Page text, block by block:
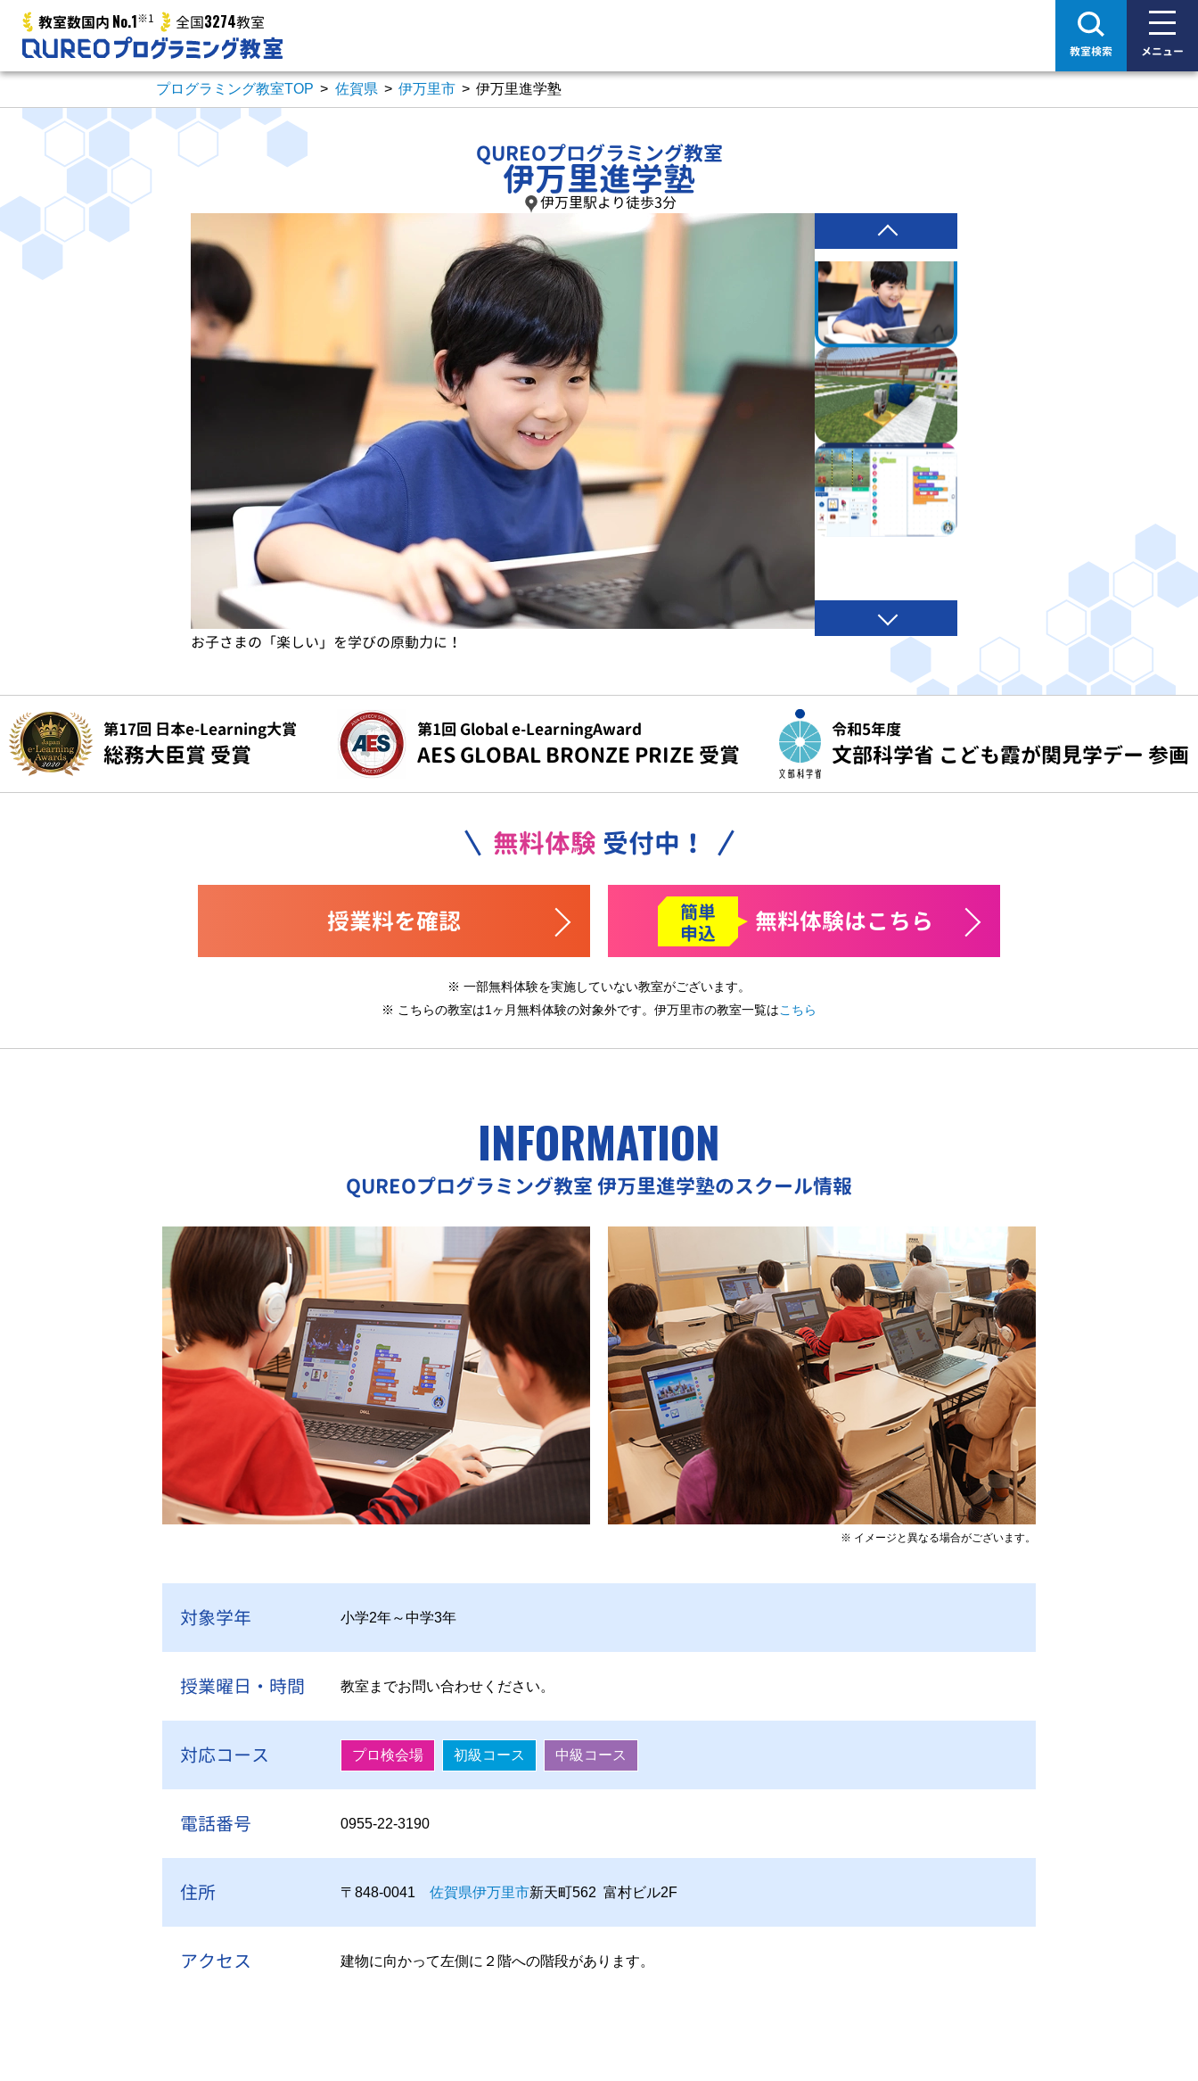
教室数国内 No.1※1 全国3274教室
教室検索 メニュー
プログラミング教室TOP > 佐賀県 > 伊万里市 > 伊万里進学塾
QUREOプログラミング教室
伊万里進学塾
伊万里駅より徒歩3分
お子さまの「楽しい」を学びの原動力に！
第17回 日本e-Learning大賞
総務大臣賞 受賞
第1回 Global e-LearningAward
AES GLOBAL BRONZE PRIZE 受賞
令和5年度
文部科学省 こども霞が関見学デー 参画
無料体験 受付中！
授業料を確認
簡単
申込
無料体験はこちら
※ 一部無料体験を実施していない教室がございます。
※ こちらの教室は1ヶ月無料体験の対象外です。 伊万里市の教室一覧はこちら
INFORMATION
QUREOプログラミング教室伊万里進学塾のスクール情報
※ イメージと異なる場合がございます。
対象学年 小学2年～中学3年
授業曜日・時間 教室までお問い合わせください。
対応コース プロ検会場 初級コース 中級コース
電話番号 0955-22-3190
住所 〒848-0041 佐賀県伊万里市新天町562 富村ビル2F
アクセス 建物に向かって左側に２階への階段があります。